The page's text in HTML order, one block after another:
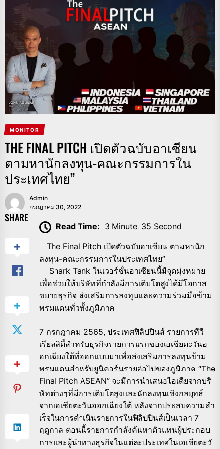
MONITOR
THE FINAL PITCH เปิดตัวฉบับอาเซียน
ตามหานักลงทุน-คณะกรรมการใน
ประเทศไทย”
Admin
กรกฎาคม 30, 2022
SHARE
Read Time: 3 Minute, 35 Second
The Final Pitch เปิดตัวฉบับอาเซียน ตามหานัก
ลงทุน-คณะกรรมการในประเทศไทย”
Shark Tank ในเวอร์ชั่นอาเซียนนี้มีจุดมุ่งหมาย
เพื่อช่วยให้บริษัทที่กำลังมีการเติบโตสูงได้มีโอกาส
ขยายธุรกิจ ส่งเสริมการลงทุนและความร่วมมือข้าม
พรมแดนทั่วทั้งภูมิภาค
7 กรกฎาคม 2565, ประเทศฟิลิปปินส์ รายการทีวี
เรียลลิตี้สำหรับธุรกิจรายการแรกของเอเชียตะวันอ
อกเฉียงใต้ที่ออกแบบมาเพื่อส่งเสริมการลงทุนข้าม
พรมแดนสำหรับยูนิคอร์นรายต่อไปของภูมิภาค “The
Final Pitch ASEAN” จะมีการนำเสนอไอเดียจากบริ
ษัทต่างๆที่มีการเติบโตสูงและนักลงทุนเชิงกลยุทธ์
จากเอเชียตะวันออกเฉียงใต้ หลังจากประสบความสำ
เร็จในการดำเนินรายการในฟิลิปปินส์เป็นเวลา 7
ฤดูกาล ตอนนี้รายการกำลังค้นหาตัวแทนผู้ประกอบ
การและผู้นำทางธุรกิจในแต่ละประเทศในเอเชียตะวั